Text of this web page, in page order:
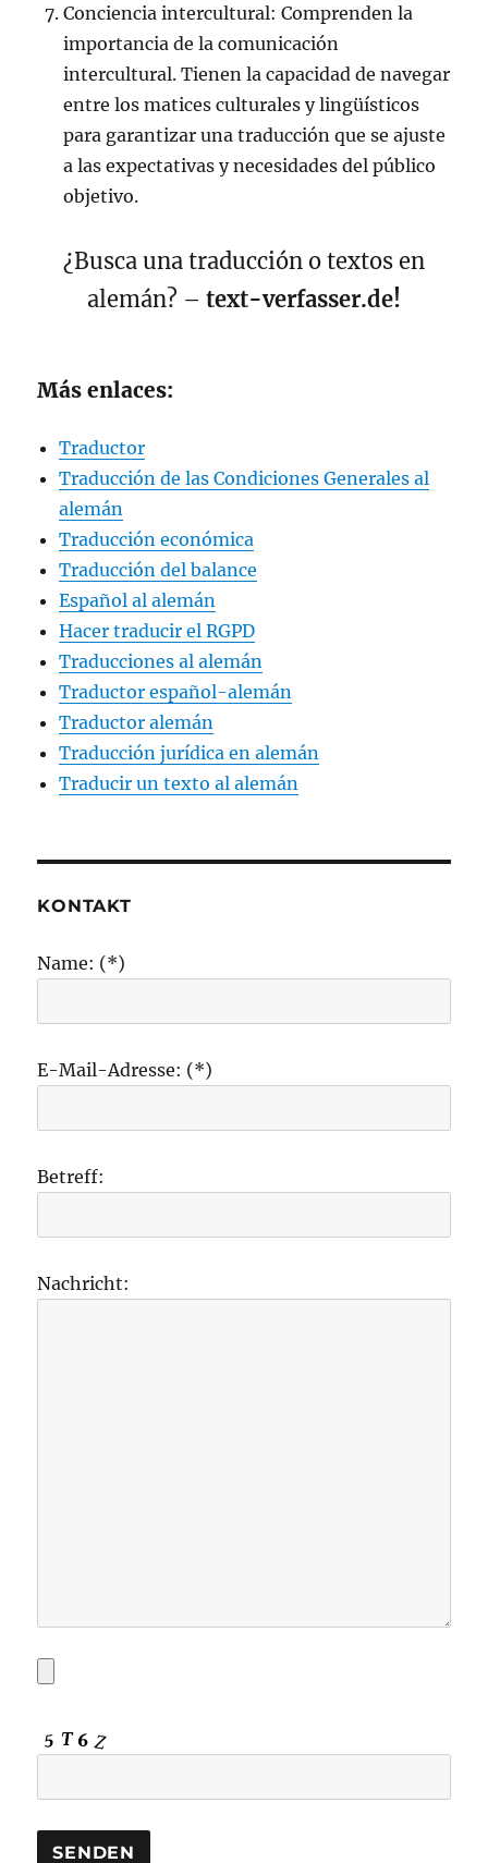
Conciencia intercultural: Comprenden la
importancia de la comunicación
intercultural. Tienen la capacidad de navegar
entre los matices culturales y lingüísticos
para garantizar una traducción que se ajuste
a las expectativas y necesidades del público
objetivo.
¿Busca una traducción o textos en
alemán? – text-verfasser.de!
Más enlaces:
Traductor
Traducción de las Condiciones Generales al
alemán
Traducción económica
Traducción del balance
Español al alemán
Hacer traducir el RGPD
Traducciones al alemán
Traductor español-alemán
Traductor alemán
Traducción jurídica en alemán
Traducir un texto al alemán
KONTAKT
Name: (*)
E-Mail-Adresse: (*)
Betreff:
Nachricht: